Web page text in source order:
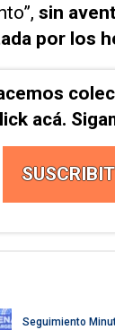
sin
por los
acá.
Seguimiento